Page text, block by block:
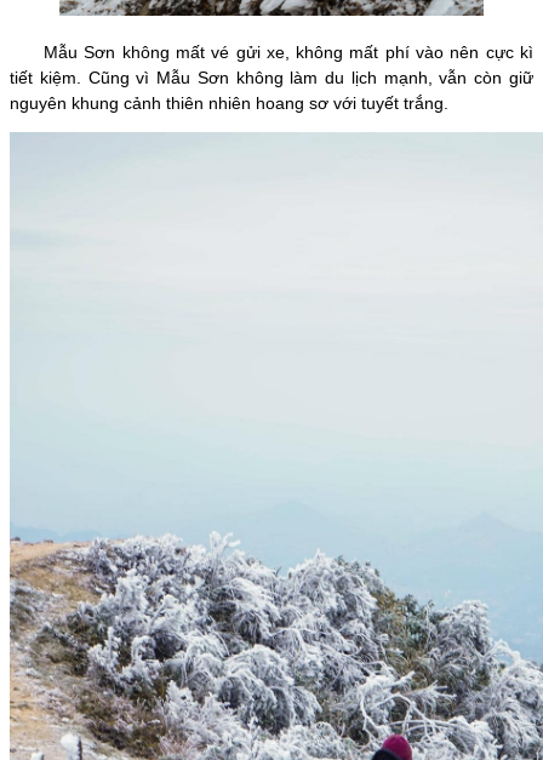
Mẫu Sơn không mất vé gửi xe, không mất phí vào nên cực kì
tiết kiệm. Cũng vì Mẫu Sơn không làm du lịch mạnh, vẫn còn giữ
nguyên khung cảnh thiên nhiên hoang sơ với tuyết trắng.